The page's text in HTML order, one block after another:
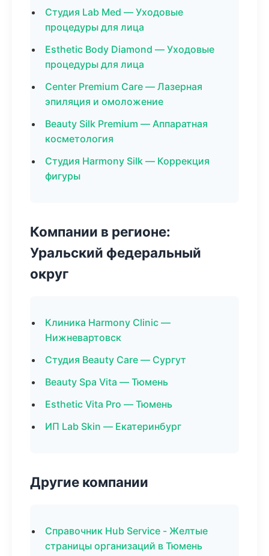
Студия Lab Med — Уходовые
процедуры для лица
Esthetic Body Diamond — Уходовые
процедуры для лица
Center Premium Care — Лазерная
эпиляция и омоложение
Beauty Silk Premium — Аппаратная
косметология
Студия Harmony Silk — Коррекция
фигуры
Компании в регионе:
Уральский федеральный
округ
Клиника Harmony Clinic —
Нижневартовск
Студия Beauty Care — Сургут
Beauty Spa Vita — Тюмень
Esthetic Vita Pro — Тюмень
ИП Lab Skin — Екатеринбург
Другие компании
Справочник Hub Service - Желтые
страницы организаций в Тюмень